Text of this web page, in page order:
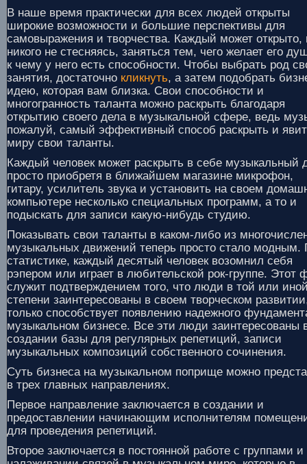
В наше время практически для всех людей открыты
широкие возможности и большие перспективы для
самовыражения и творчества. Каждый может открыто,
никого не стесняясь, заняться тем, чего желает его
к чему у него есть способности. Чтобы выбрать род
занятия, достаточно кликнуть, а затем подобрать
идею, которая вам близка. Свои способности и
многогранность таланта можно раскрыть благодаря
открытию своего дела в музыкальной сфере, ведь
пожалуй, самый эффективный способ раскрыть и
миру свои таланты.
Каждый человек может раскрыть в себе музыкальный
просто приобретя в ближайшем магазине микрофон,
гитару, усилитель звука и установить на своем
компьютере несколько специальных программ, а то и
подыскать для записи какую-нибудь студию.
Показывать свои таланты в каком-либо из
музыкальных движений теперь просто стало модным.
статистике, каждый десятый человек возомнил себя
рэпером или играет в любительской рок-группе. Этот
служит подтверждением того, что люди в той или
степени заинтересованы в своем творческом
только способствует появлению надежного
музыкальном бизнесе. Все эти люди заинтересованы
создании базы для регулярных репетиций, записи
музыкальных композиций собственного сочинения.
Суть бизнеса на музыкальном поприще можно
в трех главных направлениях.
Первое направление заключается в создании и
предоставлении начинающим исполнителям
для проведения репетиций.
Второе заключается в постоянной работе с группами и